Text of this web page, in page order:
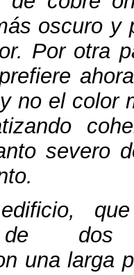
oscuro y
. Por otra
y no el color
severo
.
,
de dos
una larga